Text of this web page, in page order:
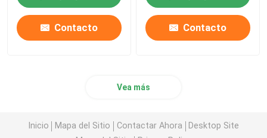
Contacto Contacto
Vea más
Inicio Mapa del Sitio Contactar Ahora
Desktop Site